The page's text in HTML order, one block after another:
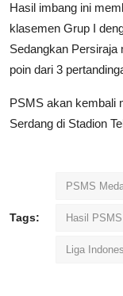
Hasil imbang ini
klasemen Grup I
Sedangkan
poin dari 3
PSMS akan kembali
Serdang di Stadion
Tags:
PSMS
Hasil
Liga